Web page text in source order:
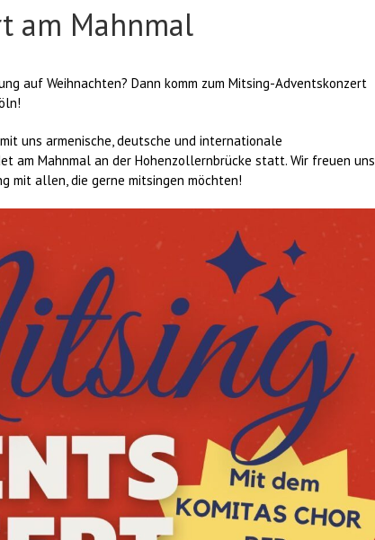
am Mahnmal
auf Weihnachten? Dann komm zum Mitsing-Adventskonzert
uns armenische, deutsche und internationale
am Mahnmal an der Hohenzollernbrücke statt. Wir freuen uns
mit allen, die gerne mitsingen möchten!